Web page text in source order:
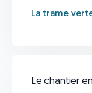
La trame
Le chantier